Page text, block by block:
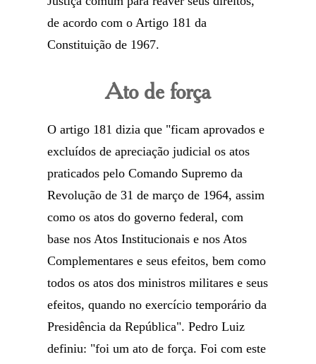
de acordo com o Artigo 181 da
Constituição de 1967.
Ato de força
O artigo 181 dizia que "ficam aprovados e
excluídos de apreciação judicial os atos
praticados pelo Comando Supremo da
Revolução de 31 de março de 1964, assim
como os atos do governo federal, com
base nos Atos Institucionais e nos Atos
Complementares e seus efeitos, bem como
todos os atos dos ministros militares e seus
efeitos, quando no exercício temporário da
Presidência da República". Pedro Luiz
definiu: "foi um ato de força. Foi com este